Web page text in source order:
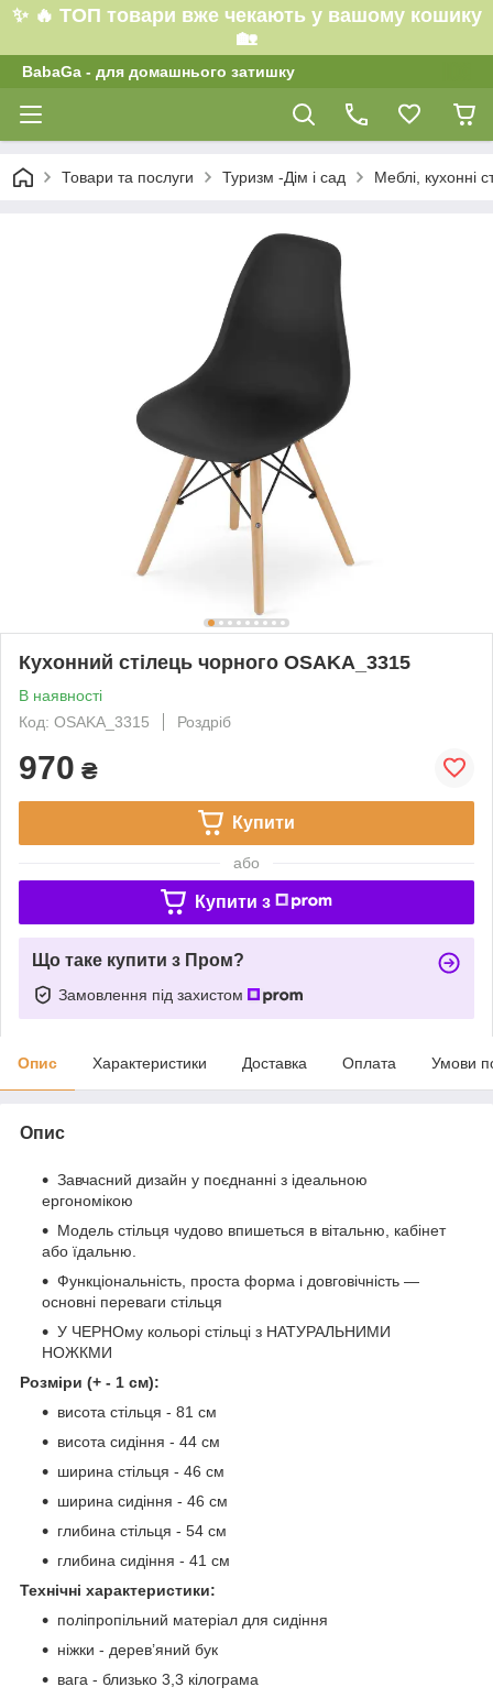
✨ 🔥 ТОП товари вже чекають у вашому кошику
🏡
BabaGa - для домашнього затишку
Товари та послуги Туризм -Дім і сад Меблі, кухонні
Кухонний стілець чорного OSAKA_3315
В наявності
Код: OSAKA_3315
Роздріб
970 ₴
Купити
або
Купити з
Що таке купити з Пром?
Замовлення під захистом
Опис Характеристики Доставка Оплата Умови
Опис
Завчасний дизайн у поєднанні з ідеальною
ергономікою
Модель стільця чудово впишеться в вітальню, кабінет
або їдальню.
Функціональність, проста форма і довговічність —
основні переваги стільця
У ЧЕРНОму кольорі стільці з НАТУРАЛЬНИМИ
НОЖКМИ
Розміри (+ - 1 см):
висота стільця - 81 см
висота сидіння - 44 см
ширина стільця - 46 см
ширина сидіння - 46 см
глибина стільця - 54 см
глибина сидіння - 41 см
Технічні характеристики:
поліпропільний матеріал для сидіння
ніжки - дерев’яний бук
вага - близько 3,3 кілограма